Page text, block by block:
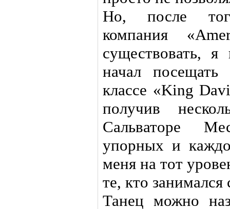
Но, после
компания
существовать, я
начал посещать
классе «King
получив
Сальваторе
упорных и
меня на тот
те, кто
Танец можно